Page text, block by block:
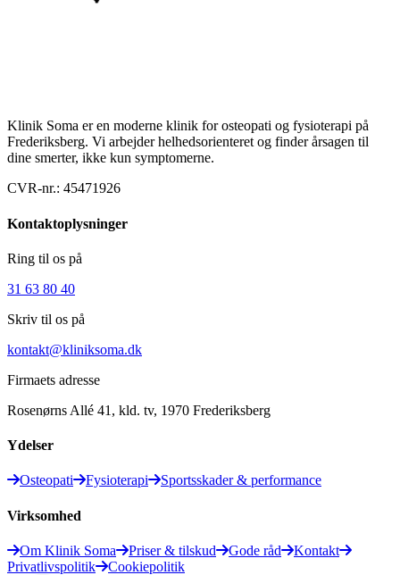
Klinik Soma er en moderne klinik for osteopati og fysioterapi på
Frederiksberg. Vi arbejder helhedsorienteret og finder årsagen til
dine smerter, ikke kun symptomerne.
CVR-nr.: 45471926
Kontaktoplysninger
Ring til os på
31 63 80 40
Skriv til os på
kontakt@kliniksoma.dk
Firmaets adresse
Rosenørns Allé 41, kld. tv, 1970 Frederiksberg
Ydelser
Osteopati Fysioterapi Sportsskader & performance
Virksomhed
Om Klinik Soma Priser & tilskud Gode råd
Kontakt
Privatlivspolitik
Cookiepolitik